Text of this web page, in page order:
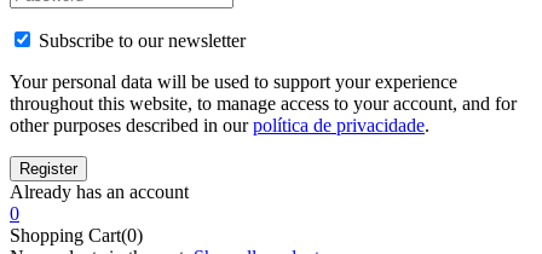
Subscribe to our newsletter
Your personal data will be used to support your experience
throughout this website, to manage access to your account, and for
other purposes described in ourpolítica de privacidade.
Already has an account
0
Shopping Cart(0)